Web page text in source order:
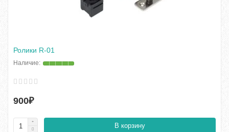
Ролики R-01
900₽
В корзину